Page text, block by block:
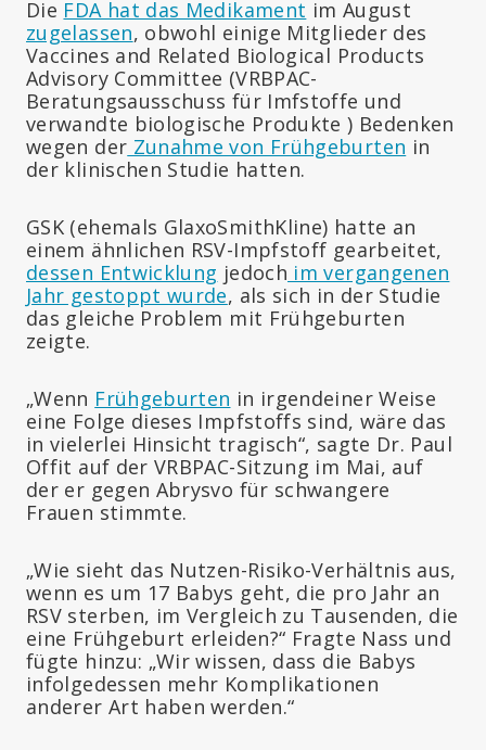
Die FDA hat das Medikament im August
zugelassen, obwohl einige Mitglieder des
Vaccines and Related Biological Products
Advisory Committee (VRBPAC-
Beratungsausschuss für Imfstoffe und
verwandte biologische Produkte ) Bedenken
wegen der Zunahme von Frühgeburten in
der klinischen Studie hatten.
GSK (ehemals GlaxoSmithKline) hatte an
einem ähnlichen RSV-Impfstoff gearbeitet,
dessen Entwicklung jedoch im vergangenen
Jahr gestoppt wurde, als sich in der Studie
das gleiche Problem mit Frühgeburten
zeigte.
„Wenn Frühgeburten in irgendeiner Weise
eine Folge dieses Impfstoffs sind, wäre das
in vielerlei Hinsicht tragisch“, sagte Dr. Paul
Offit auf der VRBPAC-Sitzung im Mai, auf
der er gegen Abrysvo für schwangere
Frauen stimmte.
„Wie sieht das Nutzen-Risiko-Verhältnis aus,
wenn es um 17 Babys geht, die pro Jahr an
RSV sterben, im Vergleich zu Tausenden, die
eine Frühgeburt erleiden?“ Fragte Nass und
fügte hinzu: „Wir wissen, dass die Babys
infolgedessen mehr Komplikationen
anderer Art haben werden.“